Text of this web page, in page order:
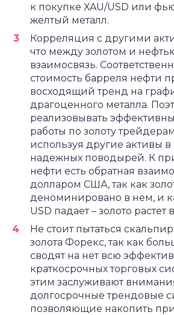
к покупке XAU/USD или
желтый металл.
Корреляция с другими
что между золотом и
взаимосвязь.
стоимость барреля нефти
восходящий тренд на
драгоценного металла.
реализовывать
работы по золоту
используя другие активы в
надежных поводырей. К
нефти есть обратная
долларом США, так как
деноминировано в нем, и
USD падает – золото
Не стоит пытаться
золота Форекс, так как
сводят на нет всю
краткосрочных торговых
этим заслуживают
долгосрочные трендовые
позволяющие накопить